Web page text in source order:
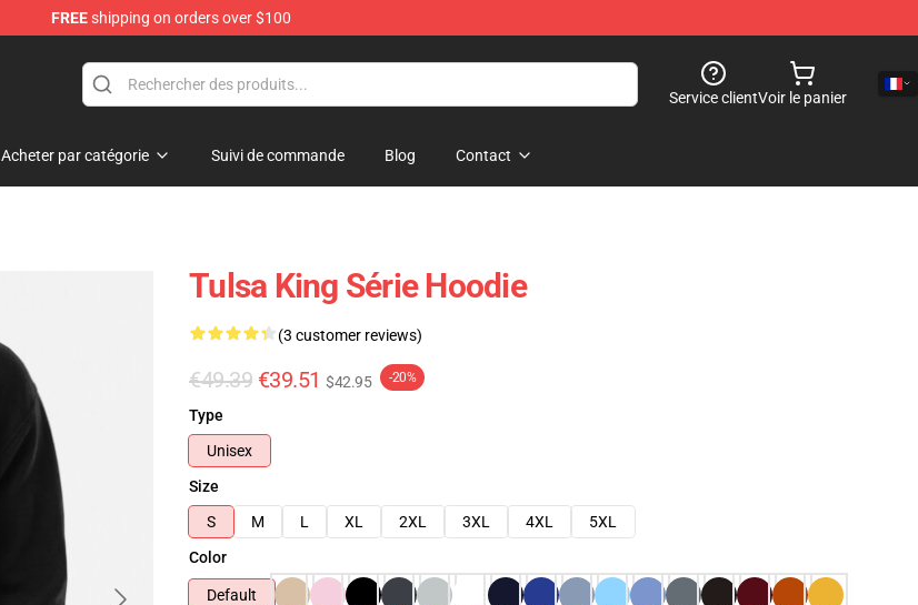
FREEshipping on orders over $100
Service clientVoir le panier
Acheter par catégorie Suivi de commande Blog Contact
Tulsa King Série Hoodie
(3 customer reviews)
€49.39 €39.51 $42.95 -20%
Type
Unisex
Size
S
M L XL 2XL 3XL 4XL
5XL
Color
Default